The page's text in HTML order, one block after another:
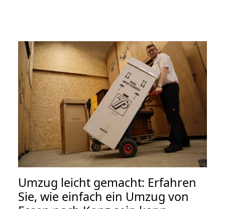
Umzug leicht gemacht: Erfahren
Sie, wie einfach ein Umzug von